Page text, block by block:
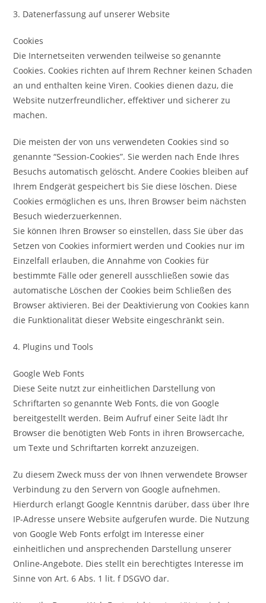
3. Datenerfassung auf unserer Website
Cookies
Die Internetseiten verwenden teilweise so genannte
Cookies. Cookies richten auf Ihrem Rechner keinen Schaden
an und enthalten keine Viren. Cookies dienen dazu, die
Website nutzerfreundlicher, effektiver und sicherer zu
machen.
Die meisten der von uns verwendeten Cookies sind so
genannte “Session-Cookies”. Sie werden nach Ende Ihres
Besuchs automatisch gelöscht. Andere Cookies bleiben auf
Ihrem Endgerät gespeichert bis Sie diese löschen. Diese
Cookies ermöglichen es uns, Ihren Browser beim nächsten
Besuch wiederzuerkennen.
Sie können Ihren Browser so einstellen, dass Sie über das
Setzen von Cookies informiert werden und Cookies nur im
Einzelfall erlauben, die Annahme von Cookies für
bestimmte Fälle oder generell ausschließen sowie das
automatische Löschen der Cookies beim Schließen des
Browser aktivieren. Bei der Deaktivierung von Cookies kann
die Funktionalität dieser Website eingeschränkt sein.
4. Plugins und Tools
Google Web Fonts
Diese Seite nutzt zur einheitlichen Darstellung von
Schriftarten so genannte Web Fonts, die von Google
bereitgestellt werden. Beim Aufruf einer Seite lädt Ihr
Browser die benötigten Web Fonts in ihren Browsercache,
um Texte und Schriftarten korrekt anzuzeigen.
Zu diesem Zweck muss der von Ihnen verwendete Browser
Verbindung zu den Servern von Google aufnehmen.
Hierdurch erlangt Google Kenntnis darüber, dass über Ihre
IP-Adresse unsere Website aufgerufen wurde. Die Nutzung
von Google Web Fonts erfolgt im Interesse einer
einheitlichen und ansprechenden Darstellung unserer
Online-Angebote. Dies stellt ein berechtigtes Interesse im
Sinne von Art. 6 Abs. 1 lit. f DSGVO dar.